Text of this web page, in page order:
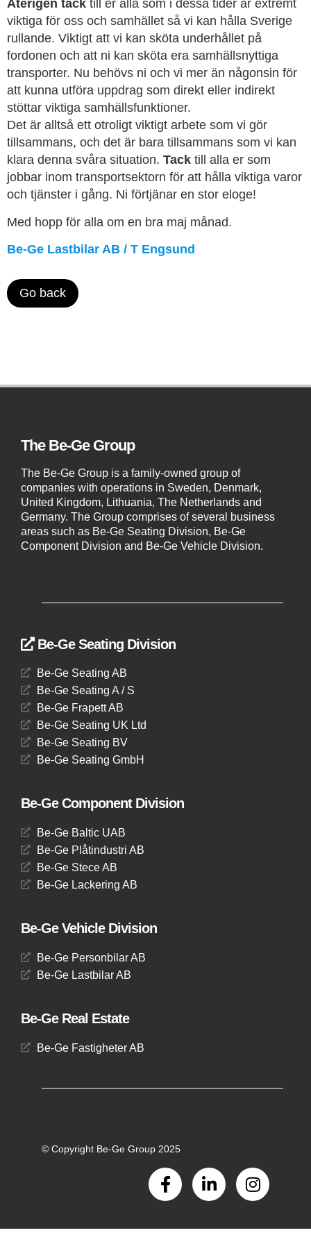
Återigen tack till er alla som i dessa tider är extremt
viktiga för oss och samhället så vi kan hålla Sverige
rullande. Viktigt att vi kan sköta underhållet på
fordonen och att ni kan sköta era samhällsnyttiga
transporter. Nu behövs ni och vi mer än någonsin för
att kunna utföra uppdrag som direkt eller indirekt
stöttar viktiga samhällsfunktioner.
Det är alltså ett otroligt viktigt arbete som vi gör
tillsammans, och det är bara tillsammans som vi kan
klara denna svåra situation. Tack till alla er som
jobbar inom transportsektorn för att hålla viktiga varor
och tjänster i gång. Ni förtjänar en stor eloge!
Med hopp för alla om en bra maj månad.
Be-Ge Lastbilar AB / T Engsund
Go back
The Be-Ge Group
The Be-Ge Group is a family-owned group of
companies with operations in Sweden, Denmark,
United Kingdom, Lithuania, The Netherlands and
Germany. The Group comprises of several business
areas such as Be-Ge Seating Division, Be-Ge
Component Division and Be-Ge Vehicle Division.
Be-Ge Seating Division
Be-Ge Seating AB
Be-Ge Seating A / S
Be-Ge Frapett AB
Be-Ge Seating UK Ltd
Be-Ge Seating BV
Be-Ge Seating GmbH
Be-Ge Component Division
Be-Ge Baltic UAB
Be-Ge Plåtindustri AB
Be-Ge Stece AB
Be-Ge Lackering AB
Be-Ge Vehicle Division
Be-Ge Personbilar AB
Be-Ge Lastbilar AB
Be-Ge Real Estate
Be-Ge Fastigheter AB
© Copyright Be-Ge Group 2025